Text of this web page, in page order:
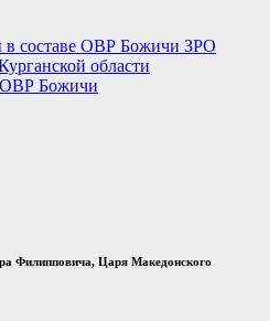
составе ОВР Божичи ЗРО
области
Божичи
Филипповича, Царя Македонского